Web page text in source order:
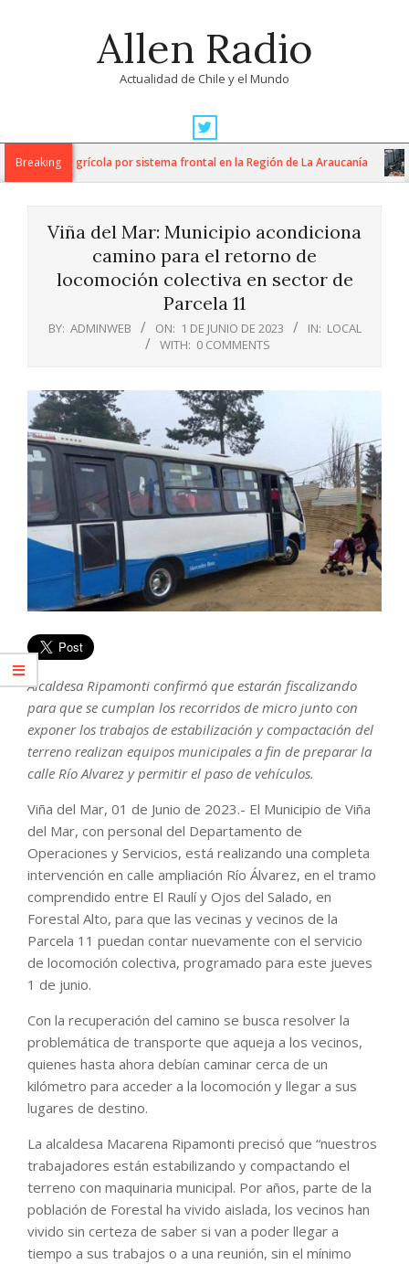
Allen Radio
Actualidad de Chile y el Mundo
Navigation
MenuBreakingagrícola por sistema frontal en la Región de La Araucanía
Viña del Mar: Municipio acondiciona
camino para el retorno de
locomoción colectiva en sector de
Parcela 11
BY: ADMINWEB ON: 1 DE JUNIO DE 2023 IN: LOCAL
WITH: 0 COMMENTS
Alcaldesa Ripamonti confirmó que estarán fiscalizando
para que se cumplan los recorridos de micro junto con
exponer los trabajos de estabilización y compactación del
terreno realizan equipos municipales a fin de preparar la
calle Río Alvarez y permitir el paso de vehículos.
Viña del Mar, 01 de Junio de 2023.- El Municipio de Viña
del Mar, con personal del Departamento de
Operaciones y Servicios, está realizando una completa
intervención en calle ampliación Río Álvarez, en el tramo
comprendido entre El Raulí y Ojos del Salado, en
Forestal Alto, para que las vecinas y vecinos de la
Parcela 11 puedan contar nuevamente con el servicio
de locomoción colectiva, programado para este jueves
1 de junio.
Con la recuperación del camino se busca resolver la
problemática de transporte que aqueja a los vecinos,
quienes hasta ahora debían caminar cerca de un
kilómetro para acceder a la locomoción y llegar a sus
lugares de destino.
La alcaldesa Macarena Ripamonti precisó que “nuestros
trabajadores están estabilizando y compactando el
terreno con maquinaria municipal. Por años, parte de la
población de Forestal ha vivido aislada, los vecinos han
vivido sin certeza de saber si van a poder llegar a
tiempo a sus trabajos o a una reunión, sin el mínimo